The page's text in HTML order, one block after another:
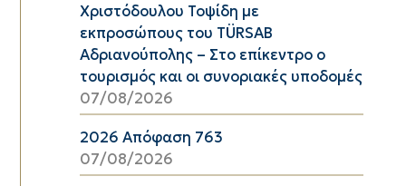
Χριστόδουλου Τοψίδη με
εκπροσώπους του TÜRSAB
Αδριανούπολης – Στο επίκεντρο ο
τουρισμός και οι συνοριακές υποδομές
07/08/2026
2026 Απόφαση 763
07/08/2026